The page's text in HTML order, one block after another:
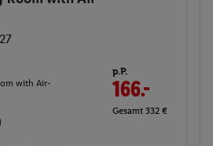
with Air-
p.P.
166.-
Gesamt 332 €